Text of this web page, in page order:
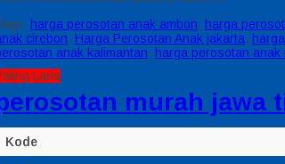
Laris
murah jawa
Kode
harga perosotan anak ambon, harga
cirebon, Harga Perosotan Anak jakarta,
anak kalimantan, harga perosotan anak